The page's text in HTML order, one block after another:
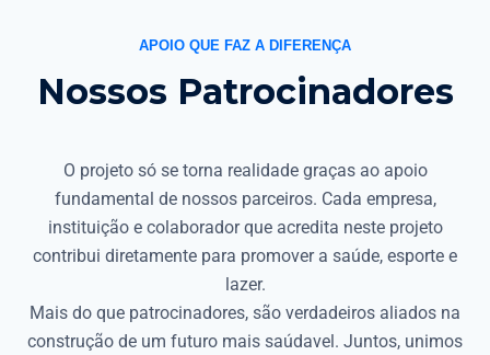
APOIO QUE FAZ A DIFERENÇA
Nossos Patrocinadores
O projeto só se torna realidade graças ao apoio
fundamental de nossos parceiros. Cada empresa,
instituição e colaborador que acredita neste projeto
contribui diretamente para promover a saúde, esporte e
lazer.
Mais do que patrocinadores, são verdadeiros aliados na
construção de um futuro mais saúdavel. Juntos, unimos